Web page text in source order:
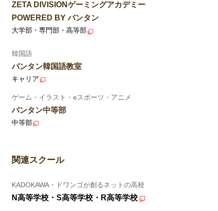
ZETA DIVISIONゲーミングアカデミー
POWERED BY バンタン
大学部・専門部・高等部
韓国語
バンタン韓国語教室
キャリア
ゲーム・イラスト・eスポーツ・アニメ
バンタン中等部
中等部
関連スクール
KADOKAWA・ドワンゴが創るネットの高校
N高等学校・S高等学校・R高等学校